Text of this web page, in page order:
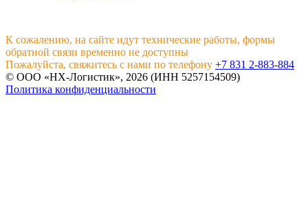
К сожалению, на сайте идут технические работы, формы
обратной связи временно не доступны
Пожалуйста, свяжитесь с нами по телефону +7 831 2-883-884
© ООО «НХ-Логистик», 2026 (ИНН 5257154509)
Политика конфиденциальности